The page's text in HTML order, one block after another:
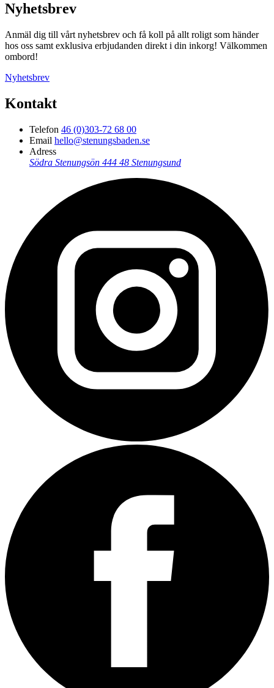
Nyhetsbrev
Anmäl dig till vårt nyhetsbrev och få koll på allt roligt som händer
hos oss samt exklusiva erbjudanden direkt i din inkorg! Välkommen
ombord!
Nyhetsbrev
Kontakt
Telefon 46 (0)303-72 68 00
Email hello@stenungsbaden.se
Adress
Södra Stenungsön 444 48 Stenungsund